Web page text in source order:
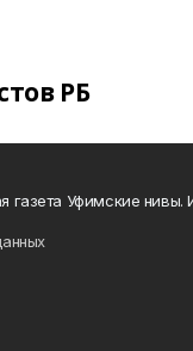
РБ
газета Уфимские нивы.